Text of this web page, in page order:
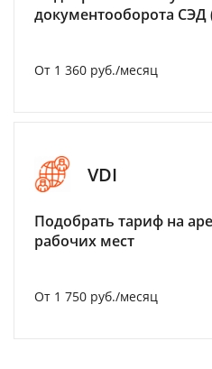
документооборота СЭД
От 1 360 руб./месяц
VDI
Подобрать тариф на
рабочих мест
От 1 750 руб./месяц